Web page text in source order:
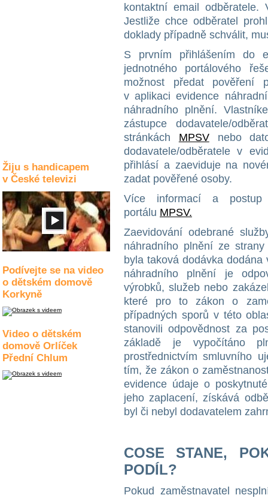
Žiju s handicapem
v České televizi
Podívejte se na video
o dětském domově
Korkyně
Video o dětském
domově Orlíček
Přední Chlum
kontaktní email
Jestliže chce odběratel
doklady případně schválit,
S prvním přihlášením do
jednotného portálového
možnost předat pověření
v aplikaci evidence
náhradního plnění.
zástupce dodavatele/
stránkách MPSVnebo
dodavatele/odběratele v
přihlásí a zaeviduje na
zadat pověřené osoby.
Více informací a postup
portálu MPSV.
Zaevidování odebrané
náhradního plnění ze
byla taková dodávka
náhradního plnění je
výrobků, služeb nebo
které pro to zákon o
případných sporů v této
stanovili odpovědnost za
základě je vypočítáno
prostřednictvím smluvního
tím, že zákon o
evidence údaje o
jeho zaplacení, získává
byl či nebyl dodavatelem
COSE STANE,
PODÍL?
Pokud zaměstnavatel